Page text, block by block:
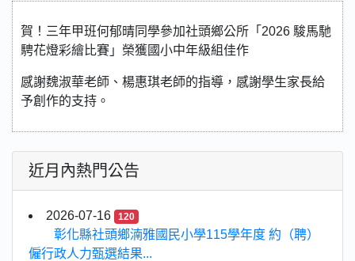
賀！三年甲班何郁晴同學參加社頭鄉公所「2026 駿馬馳
騁花燈彩繪比賽」榮獲國小中年級組佳作
感謝魏淑華老師、楊惠琪老師的指導，感謝學生家長給
予創作的支持。
近月內熱門公告
2026-07-16 120
彰化縣社頭鄉湳雅國民小學115學年度 約（聘）
僱行政人力甄選結果...